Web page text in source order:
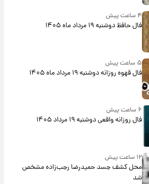
۴ ساعت پیش
فال حافظ دوشنبه ۱۹ مرداد ماه ۱۴۰۵
۵ ساعت پیش
فال قهوه روزانه دوشنبه ۱۹ مرداد ماه ۱۴۰۵
فال روزانه واقعی دوشنبه ۱۹ مرداد ۱۴۰۵
۱۲ ساعت پیش
محل کشف جسد حمیدرضا رجب‌زاده مشخص
شد